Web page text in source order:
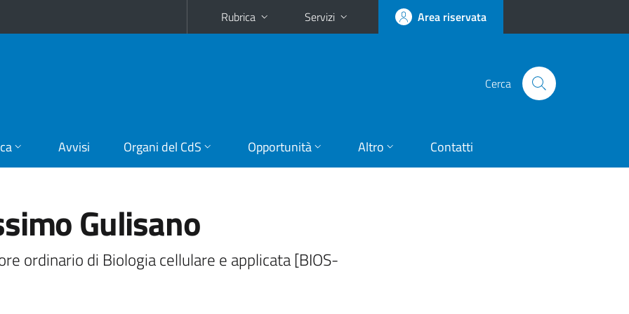
Rubrica Servizi Area riservata
Cerca
Avvisi Organi del CdS Opportunità Altro Contatti
Gulisano
ordinario di Biologia cellulare e applicata [BIOS-